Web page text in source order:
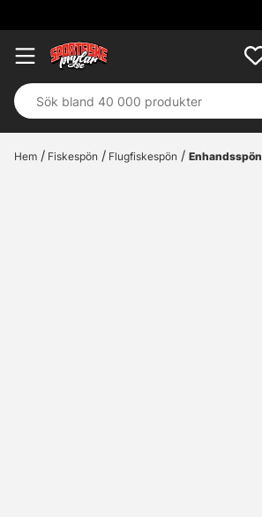
Hem Fiskespön Flugfiskespön Enhandsspön